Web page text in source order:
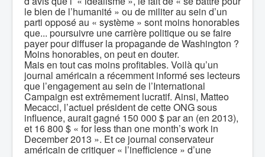
le bien de l’humanité » ou de militer au sein d’un
parti opposé au « système » sont moins honorables
que... poursuivre une carrière politique ou se faire
payer pour diffuser la propagande de Washington ?
Moins honorables, on peut en douter.
Mais en tout cas moins profitables. Voilà qu’un
journal américain a récemment informé ses lecteurs
que l’engagement au sein de l’International
Campaign est extrêmement lucratif. Ainsi, Matteo
Mecacci, l’actuel président de cette ONG sous
influence, aurait gagné 150 000 $ par an (en 2013),
et 16 800 $ « for less than one month’s work in
December 2013 ». Et ce journal conservateur
américain de critiquer « l’inefficience » d’une